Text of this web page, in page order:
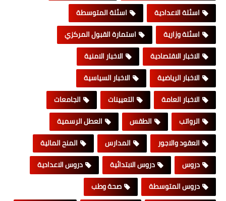
اسئلة الاعدادية
اسئلة المتوسطة
اسئلة وزارية
استمارة القبول المركزي
الاخبار الاقتصادية
الاخبار الامنية
الاخبار الرياضية
الاخبار السياسية
الاخبار العامة
التعيينات
الجامعات
الرواتب
الطقس
العطل الرسمية
العقود والاجور
المدارس
المنح المالية
دروس
دروس الابتدائية
دروس الاعدادية
دروس المتوسطة
صحة وطب